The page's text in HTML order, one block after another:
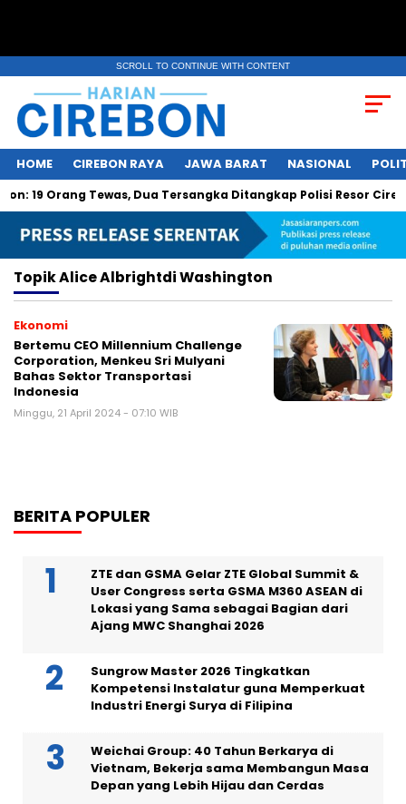
SCROLL TO CONTINUE WITH CONTENT
HOME CIREBON RAYA JAWA BARAT NASIONAL
19 Orang Tewas, Dua Tersangka Ditangkap Polisi Resor
TopikAlice Albrightdi Washington
Ekonomi
Bertemu CEO Millennium Challenge
Corporation, Menkeu Sri Mulyani
Bahas Sektor Transportasi
Indonesia
Minggu, 21 April 2024 - 07:10 WIB
BERITA POPULER
ZTE dan GSMA Gelar ZTE Global Summit &
User Congress serta GSMA M360 ASEAN di
Lokasi yang Sama sebagai Bagian dari
Ajang MWC Shanghai 2026
Sungrow Master 2026 Tingkatkan
Kompetensi Instalatur guna Memperkuat
Industri Energi Surya di Filipina
Weichai Group: 40 Tahun Berkarya di
Vietnam, Bekerja sama Membangun Masa
Depan yang Lebih Hijau dan Cerdas